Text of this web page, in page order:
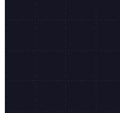
Shopify Editions